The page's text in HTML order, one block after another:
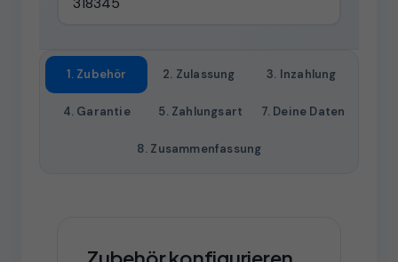
1. Zubehör 2. Zulassung 3. Inzahlung
4. Garantie 5. Zahlungsart 7. Deine Daten
8. Zusammenfassung